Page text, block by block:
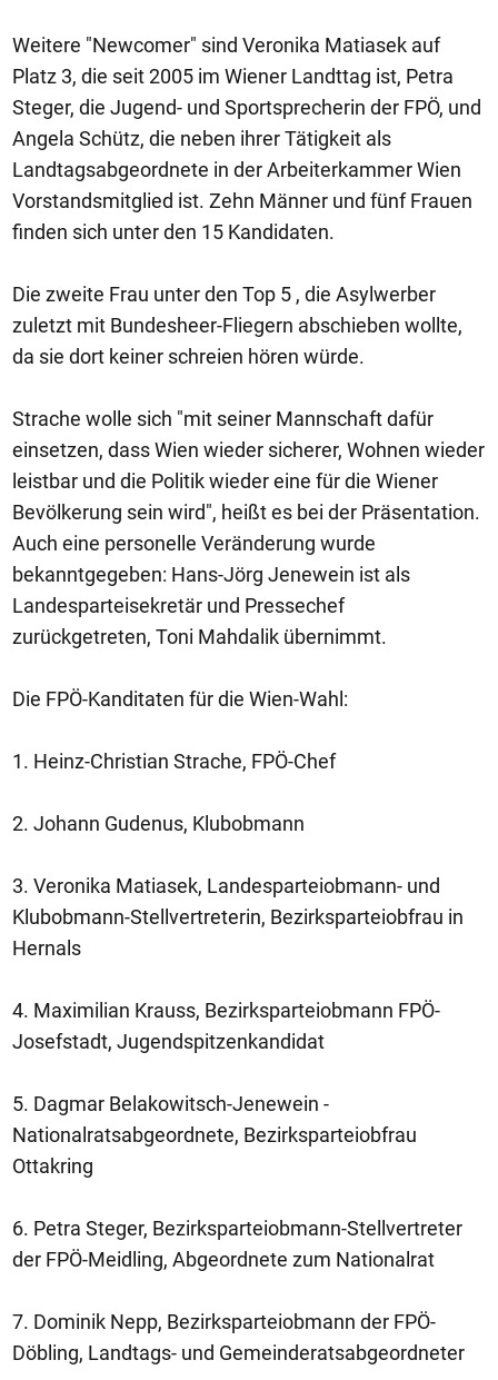
Weitere "Newcomer" sind Veronika Matiasek auf
Platz 3, die seit 2005 im Wiener Landttag ist, Petra
Steger, die Jugend- und Sportsprecherin der FPÖ, und
Angela Schütz, die neben ihrer Tätigkeit als
Landtagsabgeordnete in der Arbeiterkammer Wien
Vorstandsmitglied ist. Zehn Männer und fünf Frauen
finden sich unter den 15 Kandidaten.
Die zweite Frau unter den Top 5 , die Asylwerber
zuletzt mit Bundesheer-Fliegern abschieben wollte,
da sie dort keiner schreien hören würde.
Strache wolle sich "mit seiner Mannschaft dafür
einsetzen, dass Wien wieder sicherer, Wohnen wieder
leistbar und die Politik wieder eine für die Wiener
Bevölkerung sein wird", heißt es bei der Präsentation.
Auch eine personelle Veränderung wurde
bekanntgegeben: Hans-Jörg Jenewein ist als
Landesparteisekretär und Pressechef
zurückgetreten, Toni Mahdalik übernimmt.
Die FPÖ-Kanditaten für die Wien-Wahl:
1. Heinz-Christian Strache, FPÖ-Chef
2. Johann Gudenus, Klubobmann
3. Veronika Matiasek, Landesparteiobmann- und
Klubobmann-Stellvertreterin, Bezirksparteiobfrau in
Hernals
4. Maximilian Krauss, Bezirksparteiobmann FPÖ-
Josefstadt, Jugendspitzenkandidat
5. Dagmar Belakowitsch-Jenewein -
Nationalratsabgeordnete, Bezirksparteiobfrau
Ottakring
6. Petra Steger, Bezirksparteiobmann-Stellvertreter
der FPÖ-Meidling, Abgeordnete zum Nationalrat
7. Dominik Nepp, Bezirksparteiobmann der FPÖ-
Döbling, Landtags- und Gemeinderatsabgeordneter